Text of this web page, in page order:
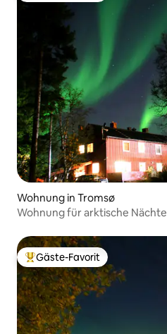
Wohnung in Tromsø
Wohnung für arktische Nächte
Beliebter Gäste-Favorit.
Gäste-Favorit